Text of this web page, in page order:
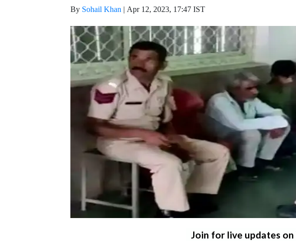
By Sohail Khan | Apr 12, 2023, 17:47 IST
Join for live updates on